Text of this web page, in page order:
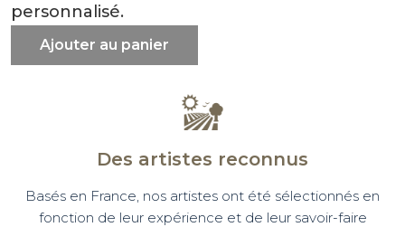
personnalisé.
Ajouter au panier
Des artistes reconnus
Basés en France, nos artistes ont été sélectionnés en
fonction de leur expérience et de leur savoir-faire